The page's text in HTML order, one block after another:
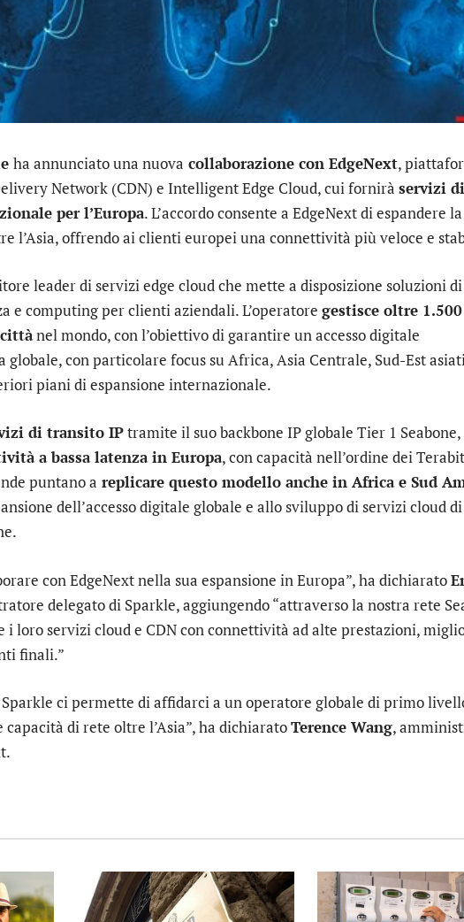
ha annunciato una nuova collaborazione con EdgeNext,
Network (CDN) e Intelligent Edge Cloud, cui fornirà servizi di
per l’Europa. L’accordo consente a EdgeNext di espandere la
l’Asia, offrendo ai clienti europei una connettività più veloce e
leader di servizi edge cloud che mette a disposizione soluzioni di
e computing per clienti aziendali. L’operatore gestisce oltre
nel mondo, con l’obiettivo di garantire un accesso digitale
globale, con particolare focus su Africa, Asia Centrale, Sud-Est
piani di espansione internazionale.
di transito IPtramite il suo backbone IP globale Tier 1 Seabone,
a bassa latenza in Europa, con capacità nell’ordine dei
puntano a replicare questo modello anche in Africa e Sud
dell’accesso digitale globale e allo sviluppo di servizi cloud di
con EdgeNext nella sua espansione in Europa”, ha dichiarato
delegato di Sparkle, aggiungendo “attraverso la nostra rete
i loro servizi cloud e CDN con connettività ad alte prestazioni,
finali.”
ci permette di affidarci a un operatore globale di primo
capacità di rete oltre l’Asia”, ha dichiaratoTerence Wang,